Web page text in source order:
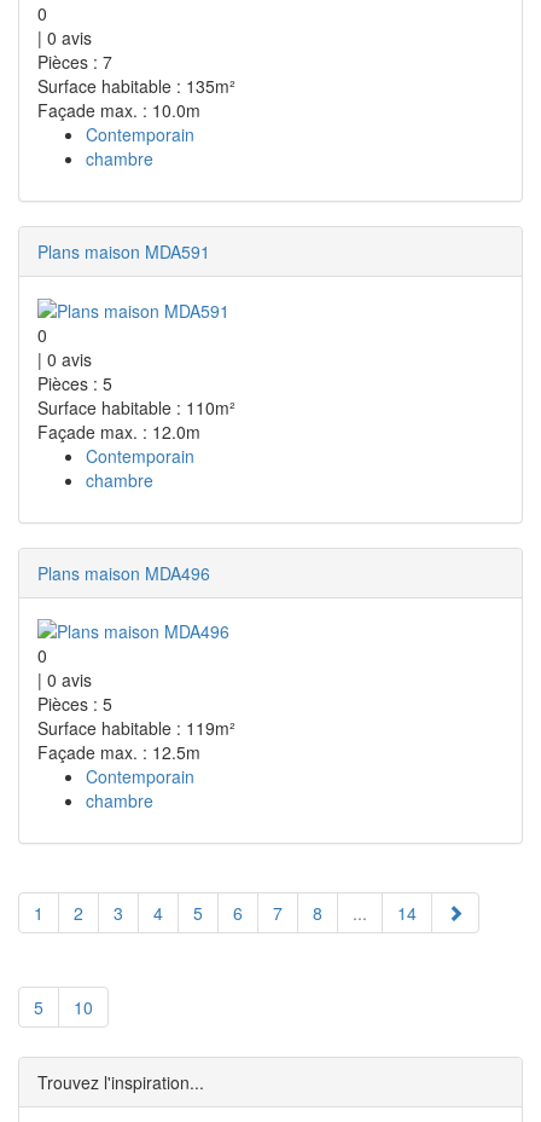
0
| 0 avis
Pièces : 7
Surface habitable : 135m²
Façade max. : 10.0m
Contemporain
chambre
Plans maison MDA591
0
| 0 avis
Pièces : 5
Surface habitable : 110m²
Façade max. : 12.0m
Contemporain
chambre
Plans maison MDA496
0
| 0 avis
Pièces : 5
Surface habitable : 119m²
Façade max. : 12.5m
Contemporain
chambre
1 2 3 4 5 6 7 8 ... 14
5 10
Trouvez l'inspiration...